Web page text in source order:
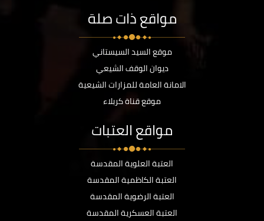
مواقع ذات صلة
موقع السيد السيستاني
ديوان الوقف الشيعي
الامانة العامة للمزارات الشيعية
موقع قناة كربلاء
مواقع العتبات
العتبة العلوية المقدسة
العتبة الكاظمية المقدسة
العتبة الرضوية المقدسة
العتبة العسكرية المقدسة